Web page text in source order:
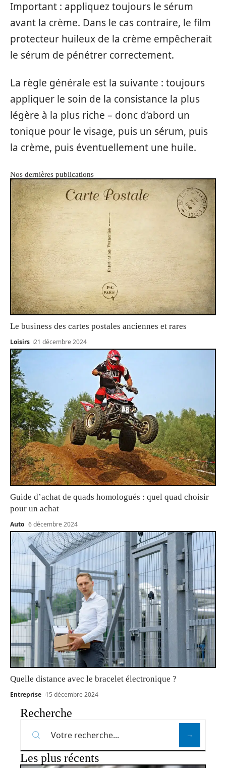
Important : appliquez toujours le sérum
avant la crème. Dans le cas contraire, le film
protecteur huileux de la crème empêcherait
le sérum de pénétrer correctement.
La règle générale est la suivante : toujours
appliquer le soin de la consistance la plus
légère à la plus riche – donc d’abord un
tonique pour le visage, puis un sérum, puis
la crème, puis éventuellement une huile.
Nos dernières publications
Le business des cartes postales anciennes et rares
Loisirs 21 décembre 2024
Guide d’achat de quads homologués : quel quad choisir
pour un achat
Auto 6 décembre 2024
Quelle distance avec le bracelet électronique ?
Entreprise 15 décembre 2024
Recherche
Les plus récents